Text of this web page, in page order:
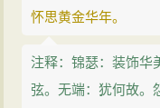
怀思黄金华年。
注释：锦瑟：装饰华
弦。无端：犹何故。